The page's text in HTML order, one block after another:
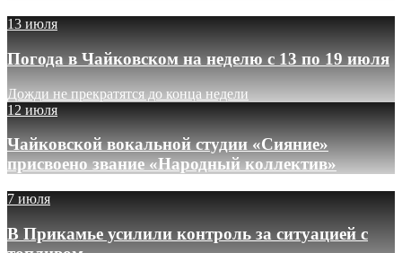
13 июля
Погода в Чайковском на неделю с 13 по 19 июля
Дожди не прекратятся до конца недели
12 июля
Чайковской вокальной студии «Сияние»
присвоено звание «Народный коллектив»
7 июля
В Прикамье усилили контроль за ситуацией с